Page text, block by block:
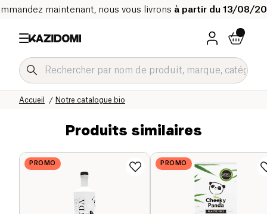
maintenant, nous vous livrons à partir du 13/08/
Notre catalogue bio
Accueil
Produits similaires
PROMO PROMO